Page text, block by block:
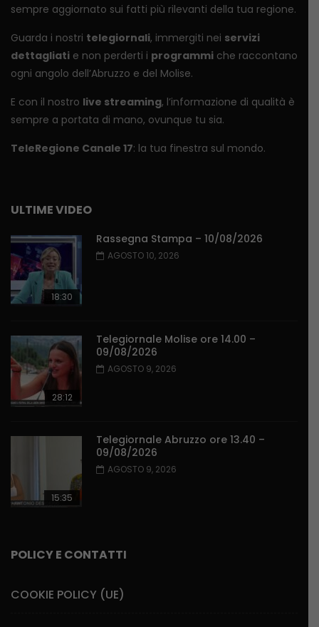
sempre aggiornato sui fatti più rilevanti della tua regione.
Guarda i nostri telegiornali, immergiti nei servizi
dettagliati e non perderti i programmi che raccontano
ogni angolo dell’Abruzzo e del Molise.
E con il nostro live streaming, l’informazione di qualità è
sempre a portata di mano, ovunque tu sia.
TeleRegione Canale 17: la tua finestra sul mondo.
ULTIME VIDEO
18:30
Rassegna Stampa – 10/08/2026
AGOSTO 10, 2026
28:12
Telegiornale Molise ore 14.00 –
09/08/2026
AGOSTO 9, 2026
15:35
Telegiornale Abruzzo ore 13.40 –
09/08/2026
AGOSTO 9, 2026
POLICY E CONTATTI
COOKIE POLICY (UE)